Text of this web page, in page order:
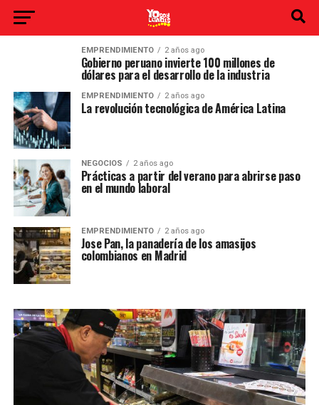
EMPRENDIMIENTO 2 años ago
Gobierno peruano invierte 100 millones de
dólares para el desarrollo de la industria
EMPRENDIMIENTO 2 años ago
La revolución tecnológica de América Latina
NEGOCIOS 2 años ago
Prácticas a partir del verano para abrirse paso
en el mundo laboral
EMPRENDIMIENTO 2 años ago
Jose Pan, la panadería de los amasijos
colombianos en Madrid